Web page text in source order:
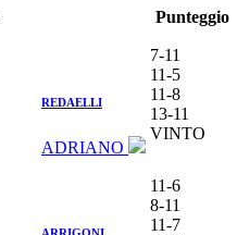
Punteggio
REDAELLI
ADRIANO
7-11
11-5
11-8
13-11
VINTO
11-6
8-11
11-7